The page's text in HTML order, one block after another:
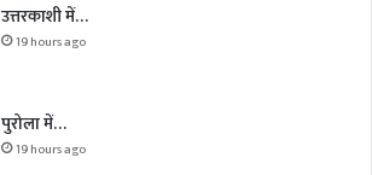
उत्तरकाशी में…
19 hours ago
पुरोला में…
19 hours ago